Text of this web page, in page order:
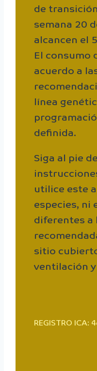
de
semana 20
alcancen el
El consumo
acuerdo a
línea
definida.
Siga al pie
utilice este
especies, ni
diferentes a
sitio
ventilación
REGISTRO ICA: